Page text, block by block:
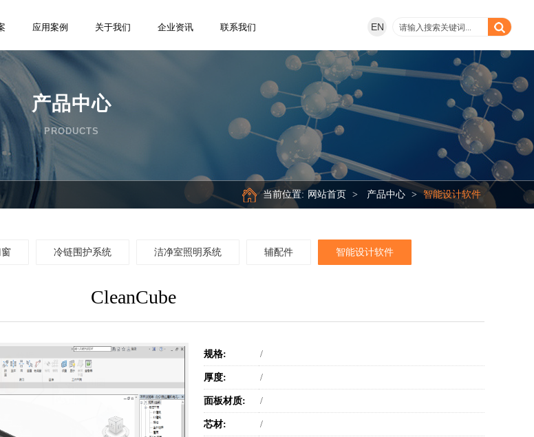
应用案例 关于我们 企业资讯 联系我们 EN
产品中心
PRODUCTS
当前位置: 网站首页 > 产品中心 > 智能设计软件
冷链围护系统 洁净室照明系统 辅配件 智能设计软件
CleanCube
规格: /
厚度: /
面板材质: /
芯材: /